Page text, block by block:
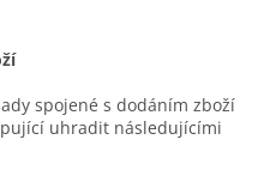
spojené s dodáním zboží
uhradit následujícími